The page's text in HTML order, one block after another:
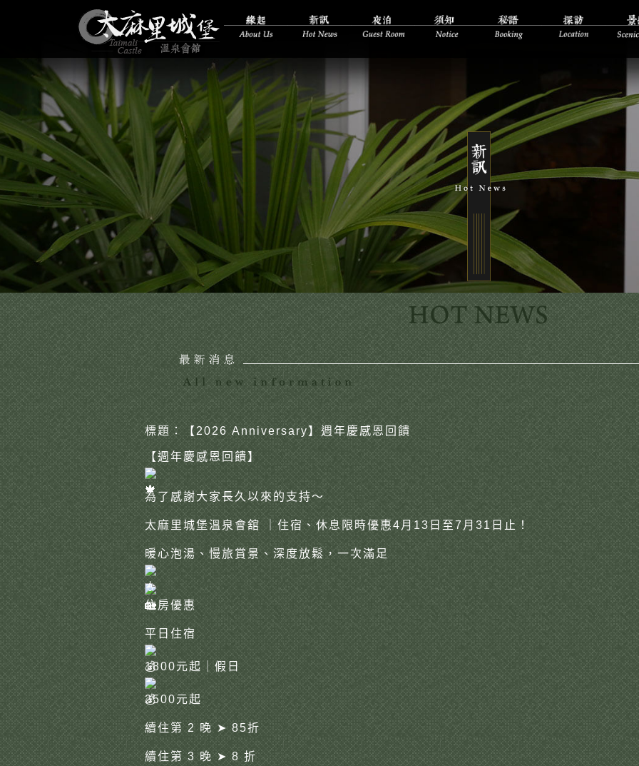
標題：【2026 Anniversary】週年慶感恩回饋
【週年慶感恩回饋】
為了感謝大家長久以來的支持～
太麻里城堡溫泉會舘 ｜住宿、休息限時優惠4月13日至7月31日止！
暖心泡湯、慢旅賞景、深度放鬆，一次滿足
住房優惠
平日住宿
1800元起｜假日
2500元起
續住第 2 晚 ➤ 85折
續住第 3 晚 ➤ 8 折